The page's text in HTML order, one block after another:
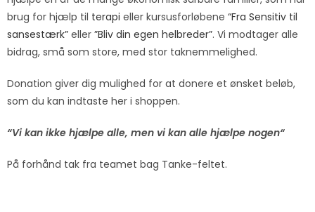
brug for hjælp til terapi eller kursusforløbene “Fra Sensitiv til
sansestærk” eller ”Bliv din egen helbreder”. Vi modtager alle
bidrag, små som store, med stor taknemmelighed.
Donation giver dig mulighed for at donere et ønsket beløb,
som du kan indtaste her i shoppen.
“Vi kan ikke hjælpe alle, men vi kan alle hjælpe nogen“
På forhånd tak fra teamet bag Tanke-feltet.